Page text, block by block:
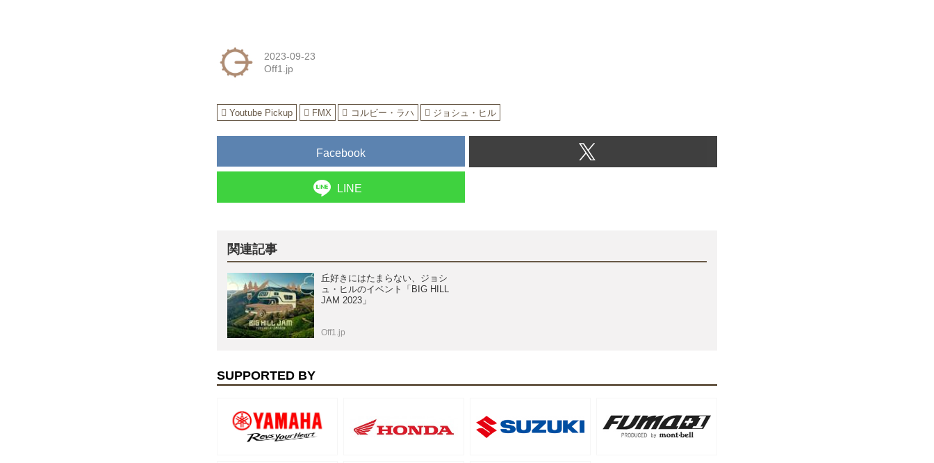
2023-09-23
Off1.jp
Youtube Pickup FMX コルビー・ラハ ジョシュ・ヒル
Facebook
LINE
関連記事
丘好きにはたまらない、ジョシ
ュ・ヒルのイベント「BIG HILL
JAM 2023」
Off1.jp
SUPPORTED BY